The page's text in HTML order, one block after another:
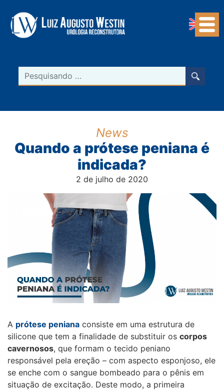
Pesquisar
News
Quando a prótese peniana é
indicada?
2 de julho de 2020
A prótese peniana consiste em uma estrutura de
silicone que tem a finalidade de substituir os corpos
cavernosos, que formam o tecido peniano
responsável pela ereção – com aspecto esponjoso, ele
se enche com o sangue bombeado para o pênis em
situação de excitação. Deste modo, a primeira